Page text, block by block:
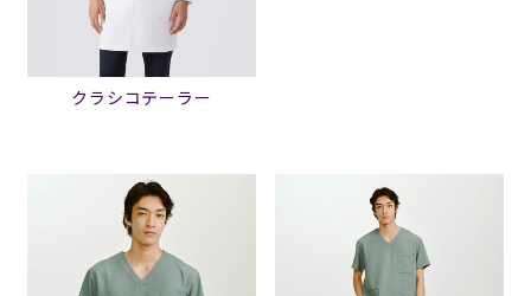
クラシコテーラー